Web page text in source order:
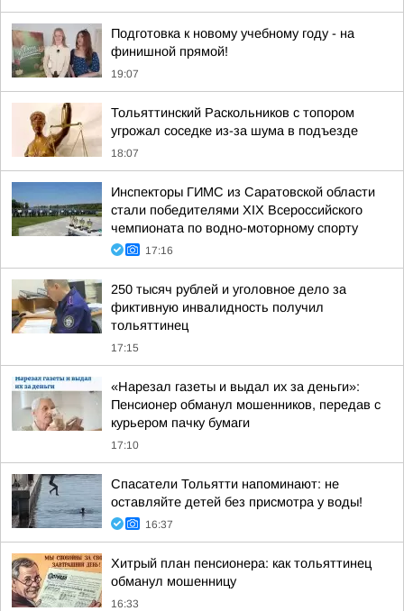
Подготовка к новому учебному году - на
финишной прямой!
19:07
Тольяттинский Раскольников с топором
угрожал соседке из-за шума в подъезде
18:07
Инспекторы ГИМС из Саратовской области
стали победителями XIX Всероссийского
чемпионата по водно-моторному спорту
17:16
250 тысяч рублей и уголовное дело за
фиктивную инвалидность получил
тольяттинец
17:15
«Нарезал газеты и выдал их за деньги»:
Пенсионер обманул мошенников, передав с
курьером пачку бумаги
17:10
Спасатели Тольятти напоминают: не
оставляйте детей без присмотра у воды!
16:37
Хитрый план пенсионера: как тольяттинец
обманул мошенницу
16:33